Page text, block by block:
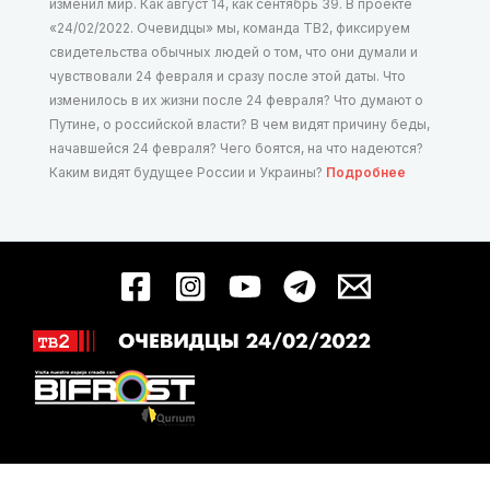
изменил мир. Как август 14, как сентябрь 39. В проекте
«24/02/2022. Очевидцы» мы, команда ТВ2, фиксируем
свидетельства обычных людей о том, что они думали и
чувствовали 24 февраля и сразу после этой даты. Что
изменилось в их жизни после 24 февраля? Что думают о
Путине, о российской власти? В чем видят причину беды,
начавшейся 24 февраля? Чего боятся, на что надеются?
Каким видят будущее России и Украины? Подробнее